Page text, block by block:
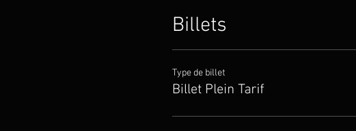
Billets
Type de billet
Billet Plein Tarif